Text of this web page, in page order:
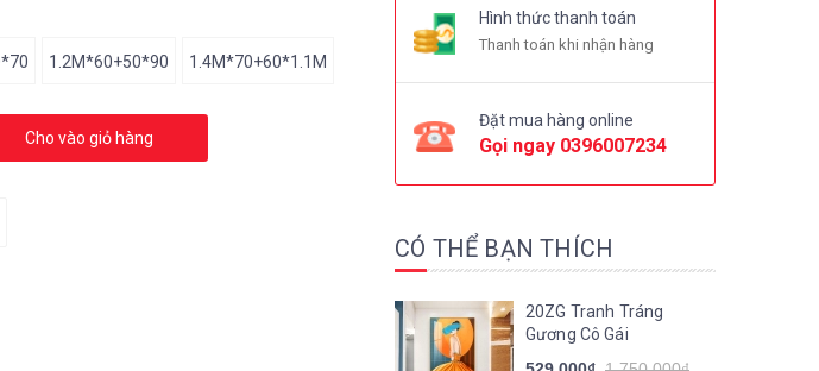
1.2M*60+50*90 1.4M*70+60*1.1M
Cho vào giỏ hàng
Hình thức thanh toán
Thanh toán khi nhận hàng
Đặt mua hàng online
Gọi ngay 0396007234
CÓ THỂ BẠN THÍCH
20ZG Tranh Tráng
Gương Cô Gái